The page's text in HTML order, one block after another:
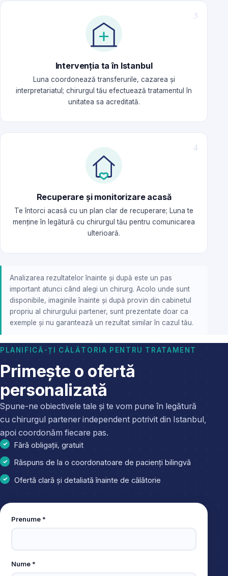
Intervenția ta în Istanbul
Luna coordonează transferurile, cazarea și
interpretariatul; chirurgul tău efectuează tratamentul în
unitatea sa acreditată.
Recuperare și monitorizare acasă
Te întorci acasă cu un plan clar de recuperare; Luna te
menține în legătură cu chirurgul tău pentru comunicarea
ulterioară.
Analizarea rezultatelor înainte și după este un pas
important atunci când alegi un chirurg. Acolo unde sunt
disponibile, imaginile înainte și după provin din cabinetul
propriu al chirurgului partener, sunt prezentate doar ca
exemple și nu garantează un rezultat similar în cazul tău.
PLANIFICĂ-ȚI CĂLĂTORIA PENTRU TRATAMENT
Primește o ofertă
personalizată
Spune-ne obiectivele tale și te vom pune în legătură
cu chirurgul partener independent potrivit din Istanbul,
apoi coordonăm fiecare pas.
Fără obligații, gratuit
Răspuns de la o coordonatoare de pacienți bilingvă
Ofertă clară și detaliată înainte de călătorie
Leave
this
field
empty
Prenume *
Nume *